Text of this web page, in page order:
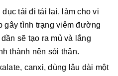
tái đi tái lại, làm cho vi
gây tình trạng viêm đường
sẽ tạo ra mủ và lắng
thành nên sỏi thận.
canxi, dùng lâu dài một